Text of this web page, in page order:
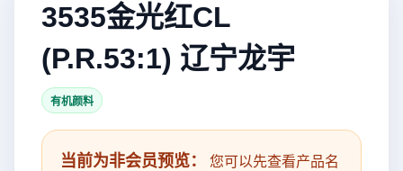
3535金光红CL
(P.R.53:1) 辽宁龙宇
有机颜料
当前为非会员预览：
您可以先查看产品名